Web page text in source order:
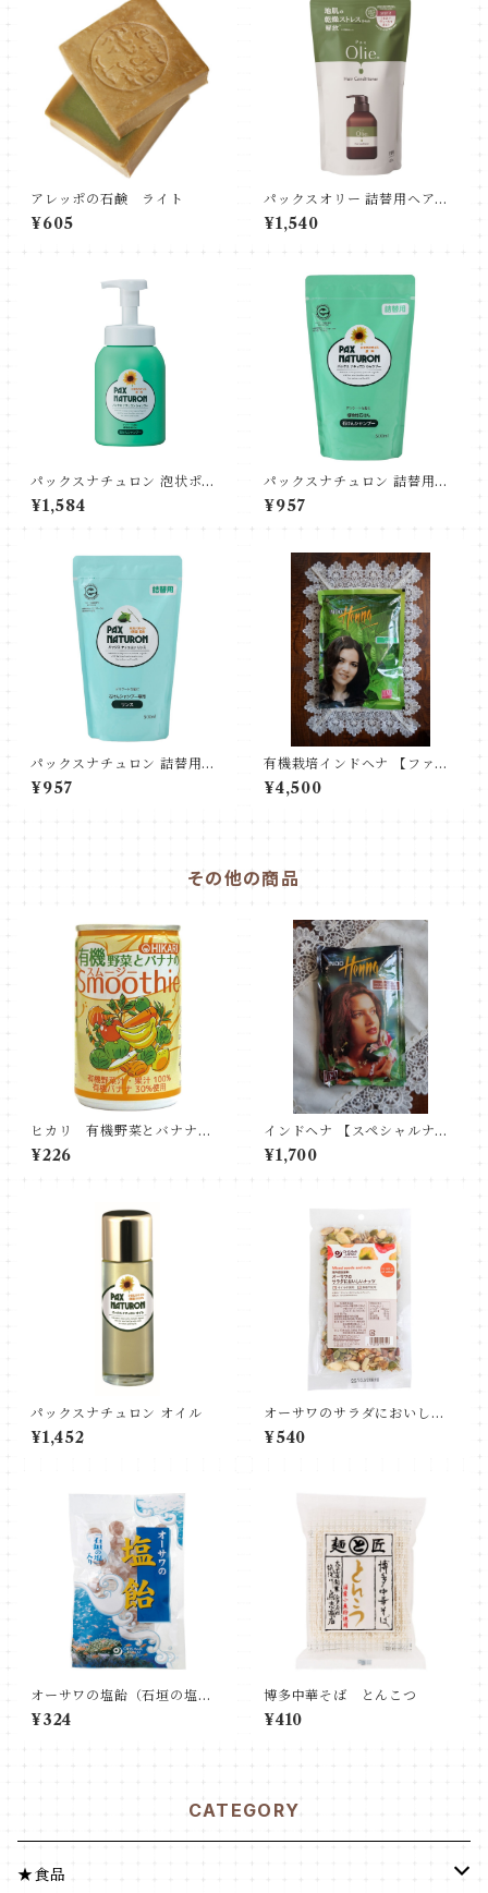
アレッポの石鹸 ライト
¥605
パックスオリー 詰替用ヘアコ
ンディショナー（スパイシー
トワイライト）
¥1,540
パックスナチュロン 泡状ポン
プ式シャンプー
¥1,584
パックスナチュロン 詰替用シ
ャンプー
¥957
パックスナチュロン 詰替用リ
ンス
¥957
有機栽培インドヘナ 【ファイ
ン】500g 大袋 お徳用
¥4,500
その他の商品
ヒカリ 有機野菜とバナナの
スムージー
¥226
インドヘナ 【スペシャルナチ
ュラルブラウン】100ｇ
¥1,700
パックスナチュロン オイル
¥1,452
オーサワのサラダにおいしい
ナッツ
¥540
オーサワの塩飴（石垣の塩入
り）
¥324
博多中華そば とんこつ
¥410
CATEGORY
★食品